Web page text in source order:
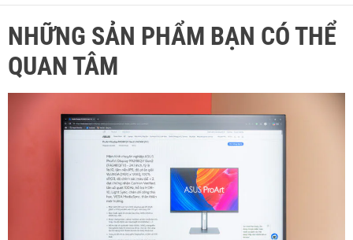
NHỮNG SẢN PHẨM BẠN CÓ THỂ
QUAN TÂM